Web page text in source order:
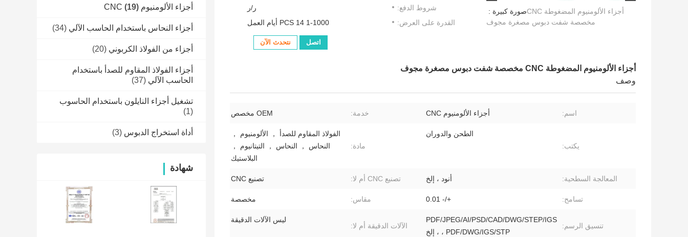
أجزاء الألومنيوم CNC (19)
أجزاء النحاس باستخدام الحاسب الآلي (34)
أجزاء من الفولاذ الكربوني (20)
أجزاء الفولاذ المقاوم للصدأ باستخدام
الحاسب الآلي (37)
تشغيل أجزاء النايلون باستخدام الحاسوب
(1)
أداة استخراج الدبوس (3)
شهادة
صورة كبيرة :أجزاء الألومنيوم المضغوطة CNC
مخصصة شفت دبوس مصغرة مجوف
شروط الدفع:
ر/ر
القدرة على العرض:
1-1000 PCS 14 أيام العمل
اتصل نتحدث الآن
أجزاء الألومنيوم المضغوطة CNC مخصصة شفت دبوس مصغرة مجوف
وصف
اسم: أجزاء الألومنيوم CNC خدمة: OEM مخصص
يكتب:
الطحن والدوران
مادة:
الفولاذ المقاوم للصدأ ， الألومنيوم ，
النحاس ， النحاس ， التيتانيوم ，
البلاستيك
المعالجة السطحية: أنود ، إلخ تصنيع CNC أم لا: تصنيع CNC
تسامح: +/- 0.01 مقاس: مخصصة
تنسيق الرسم:
PDF/JPEG/AI/PSD/CAD/DWG/STEP/IGS
، PDF/DWG/IGS/STP ، إلخ
الآلات الدقيقة أم لا:
ليس الآلات الدقيقة